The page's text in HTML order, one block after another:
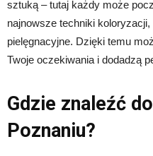
sztuką – tutaj każdy może
najnowsze techniki
pielęgnacyjne. Dzięki temu
Twoje oczekiwania i dodadzą
Gdzie znaleźć
Poznaniu?